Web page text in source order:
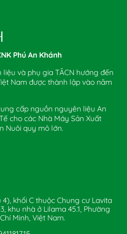
Phú An Khánh
và phụ gia TĂCN hướng đến
Nam được thành lập vào năm
cấp nguồn nguyên liệu An
cho các Nhà Máy Sản Xuất
Nuôi quy mô lớn.
khối C thuộc Chung cư Lavita
khu nhà ở Lilama 45.1, Phường
Minh, Việt Nam.